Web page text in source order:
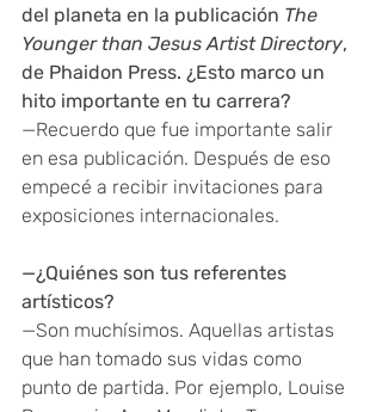
del planeta en la publicación The
Younger than Jesus Artist Directory,
de Phaidon Press. ¿Esto marco un
hito importante en tu carrera?
—Recuerdo que fue importante salir
en esa publicación. Después de eso
empecé a recibir invitaciones para
exposiciones internacionales.
—¿Quiénes son tus referentes
artísticos?
—Son muchísimos. Aquellas artistas
que han tomado sus vidas como
punto de partida. Por ejemplo, Louise